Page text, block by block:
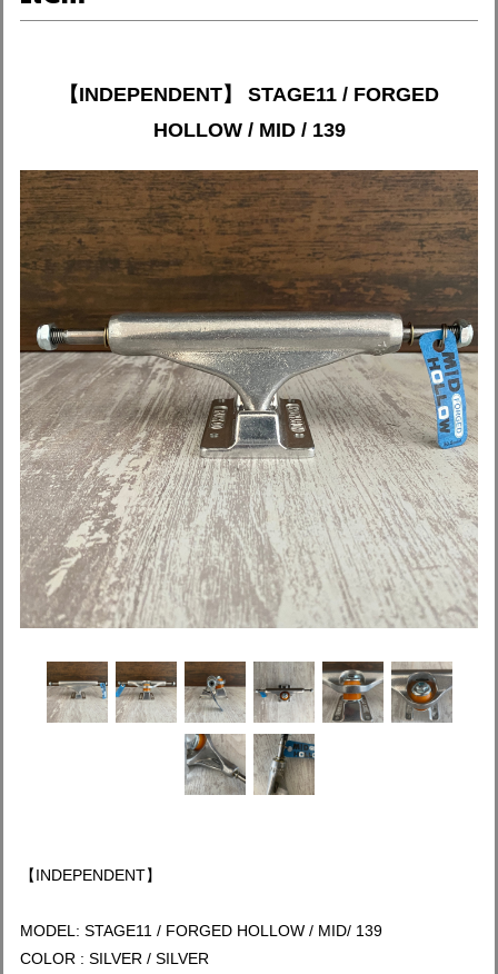
【INDEPENDENT】 STAGE11 / FORGED
HOLLOW / MID / 139
【INDEPENDENT】
MODEL: STAGE11 / FORGED HOLLOW / MID/ 139
COLOR : SILVER / SILVER